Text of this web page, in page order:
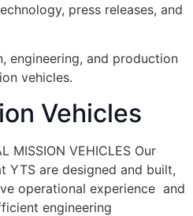
press releases, and
engineering, and production
vehicles.
Vehicles
MISSION VEHICLES Our
YTS are designed and built,
operational experience and
engineering